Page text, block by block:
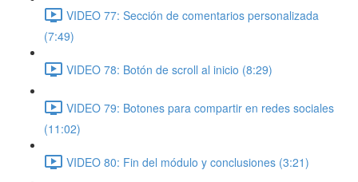
VIDEO 77: Sección de comentarios personalizada
(7:49)
VIDEO 78: Botón de scroll al inicio (8:29)
VIDEO 79: Botones para compartir en redes sociales
(11:02)
VIDEO 80: Fin del módulo y conclusiones (3:21)